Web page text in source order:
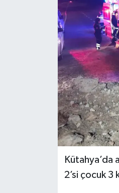
Kütahya’da
2’si çocuk 3
Ekonomi
Foto Galeri